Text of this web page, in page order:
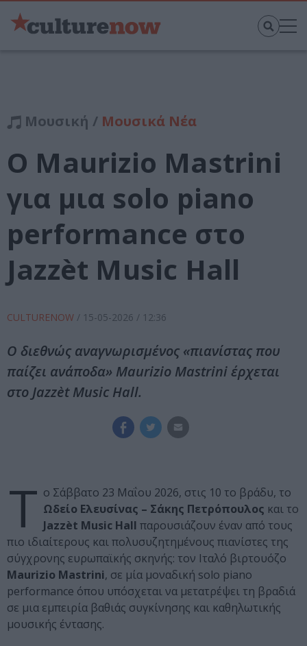
Μουσική / Μουσικά Νέα
Ο Maurizio Mastrini
για μια solo piano
performance στο
Jazzèt Music Hall
CULTURENOW / 15-05-2026 / 12:36
Ο διεθνώς αναγνωρισμένος «πιανίστας που
παίζει ανάποδα» Maurizio Mastrini έρχεται
στο Jazzèt Music Hall.
Τ ο Σάββατο 23 Μαΐου 2026, στις 10 το βράδυ, το
Ωδείο Ελευσίνας – Σάκης Πετρόπουλος και το
Jazzèt Music Hall παρουσιάζουν έναν από τους
πιο ιδιαίτερους και πολυσυζητημένους πιανίστες της
σύγχρονης ευρωπαϊκής σκηνής: τον Ιταλό βιρτουόζο
Maurizio Mastrini, σε μία μοναδική solo piano
performance όπου υπόσχεται να μετατρέψει τη βραδιά
σε μια εμπειρία βαθιάς συγκίνησης και καθηλωτικής
μουσικής έντασης.